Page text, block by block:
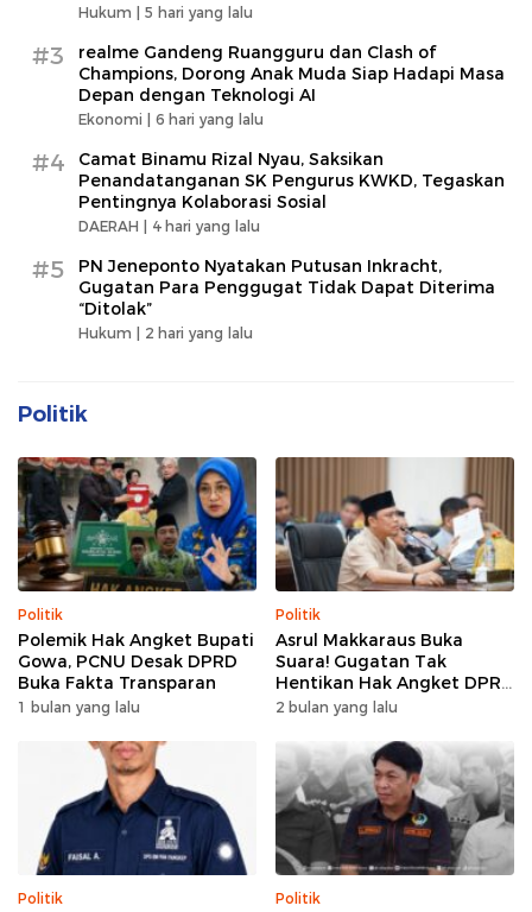
Hukum | 5 hari yang lalu
#3
realme Gandeng Ruangguru dan Clash of
Champions, Dorong Anak Muda Siap Hadapi Masa
Depan dengan Teknologi AI
Ekonomi | 6 hari yang lalu
#4
Camat Binamu Rizal Nyau, Saksikan
Penandatanganan SK Pengurus KWKD, Tegaskan
Pentingnya Kolaborasi Sosial
DAERAH | 4 hari yang lalu
#5
PN Jeneponto Nyatakan Putusan Inkracht,
Gugatan Para Penggugat Tidak Dapat Diterima
“Ditolak”
Hukum | 2 hari yang lalu
Politik
Politik
Polemik Hak Angket Bupati
Gowa, PCNU Desak DPRD
Buka Fakta Transparan
1 bulan yang lalu
Politik
Asrul Makkaraus Buka
Suara! Gugatan Tak
Hentikan Hak Angket DPRD
Gowa
2 bulan yang lalu
Politik Politik